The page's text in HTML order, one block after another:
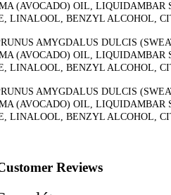
(AVOCADO) OIL,
LINALOOL, BENZYL ALCOHOL,
AMYGDALUS DULCIS
(AVOCADO) OIL,
LINALOOL, BENZYL ALCOHOL,
AMYGDALUS DULCIS
(AVOCADO) OIL,
LINALOOL, BENZYL ALCOHOL,
Reviews